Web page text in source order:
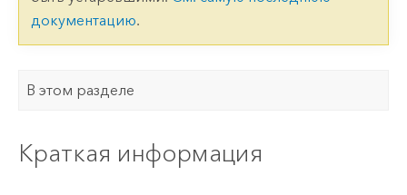
документацию.
В этом разделе
Краткая информация